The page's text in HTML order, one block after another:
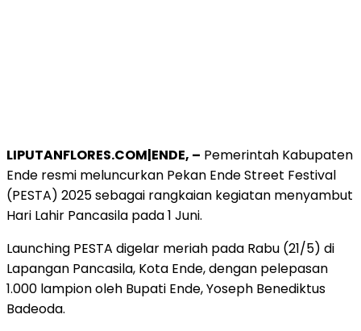
LIPUTANFLORES.COM|ENDE, – Pemerintah Kabupaten
Ende resmi meluncurkan Pekan Ende Street Festival
(PESTA) 2025 sebagai rangkaian kegiatan menyambut
Hari Lahir Pancasila pada 1 Juni.
Launching PESTA digelar meriah pada Rabu (21/5) di
Lapangan Pancasila, Kota Ende, dengan pelepasan
1.000 lampion oleh Bupati Ende, Yoseph Benediktus
Badeoda.